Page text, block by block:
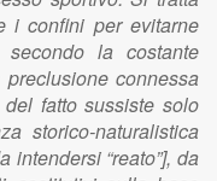
i confini per evitarne
la costante
connessa
fatto sussiste solo
storico-naturalistica
“reato”], da